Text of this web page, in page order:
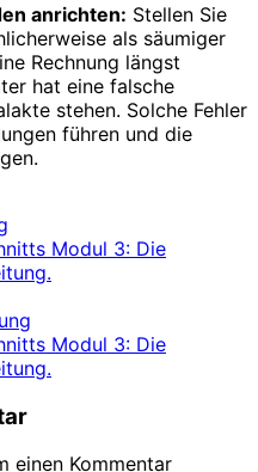
anrichten: Stellen Sie
als säumiger
Rechnung längst
hat eine falsche
stehen. Solche Fehler
führen und die
Modul 3: Die
Modul 3: Die
einen Kommentar